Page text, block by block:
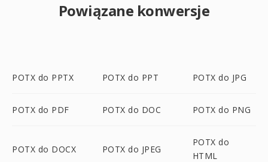
Powiązane konwersje
POTX do PPTX POTX do PPT POTX do JPG
POTX do PDF POTX do DOC POTX do PNG
POTX do DOCX POTX do JPEG
POTX do
HTML